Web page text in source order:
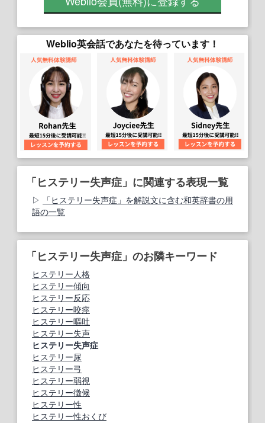
Weblio英会話であなたを待っています！
「ヒステリー失声症」に関連する表現一覧
「ヒステリー失声症」を解説文に含む和英辞書の用
語の一覧
「ヒステリー失声症」のお隣キーワード
ヒステリー人格
ヒステリー傾向
ヒステリー反応
ヒステリー咬痙
ヒステリー嘔吐
ヒステリー失声
ヒステリー失声症
ヒステリー尿
ヒステリー弓
ヒステリー弱視
ヒステリー徴候
ヒステリー性
ヒステリー性おくび